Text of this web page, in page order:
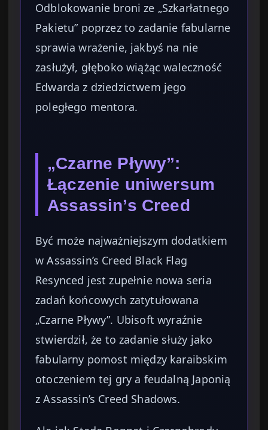
Odblokowanie broni ze „Szkarłatnego
Pakietu” poprzez to zadanie fabularne
sprawia wrażenie, jakbyś na nie
zasłużył, głęboko wiążąc waleczność
Edwarda z dziedzictwem jego
poległego mentora.
„Czarne Pływy”:
Łączenie uniwersum
Assassin’s Creed
Być może najważniejszym dodatkiem
w Assassin’s Creed Black Flag
Resynced jest zupełnie nowa seria
zadań końcowych zatytułowana
„Czarne Pływy”. Ubisoft wyraźnie
stwierdził, że to zadanie służy jako
fabularny pomost między karaibskim
otoczeniem tej gry a feudalną Japonią
z Assassin’s Creed Shadows.